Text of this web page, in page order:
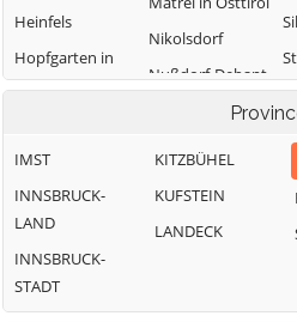
Heinfels
Hopfgarten in
Defereggen
Nikolsdorf
Nußdorf-Debant
IMST
INNSBRUCK-
LAND
INNSBRUCK-
STADT
KITZBÜHEL
KUFSTEIN
LANDECK